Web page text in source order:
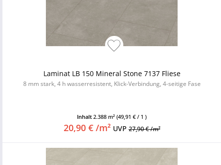
Laminat LB 150 Mineral Stone 7137 Fliese
8 mm stark, 4 h wasserresistent, Klick-Verbindung, 4-seitige Fase
Inhalt 2.388 m² (49,91 € / 1 )
20,90 € /m² UVP27,90 € /m²